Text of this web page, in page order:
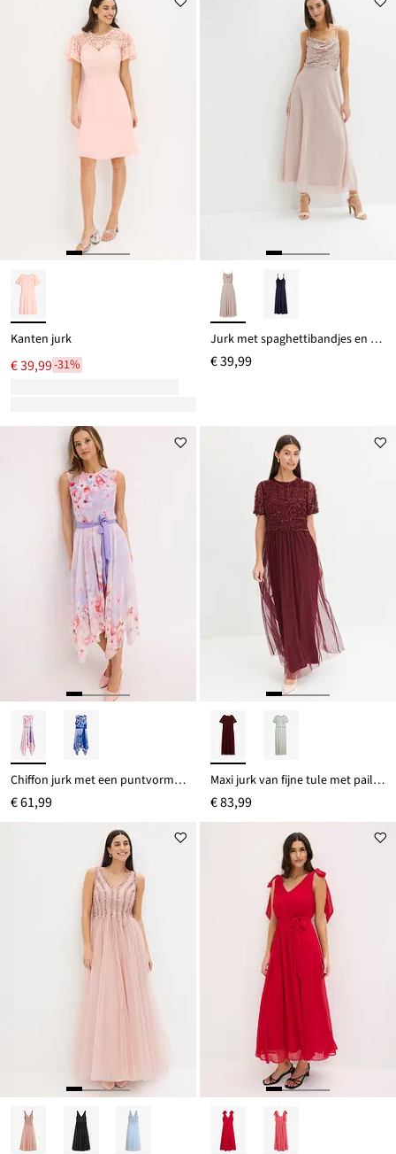
Kanten jurk
€ 39,99-31%
Jurk met spaghettibandjes en paillettenborduursel
€ 39,99
Chiffon jurk met een puntvormige zoom en striklint
€ 61,99
Maxi jurk van fijne tule met paillettenborduursel
€ 83,99